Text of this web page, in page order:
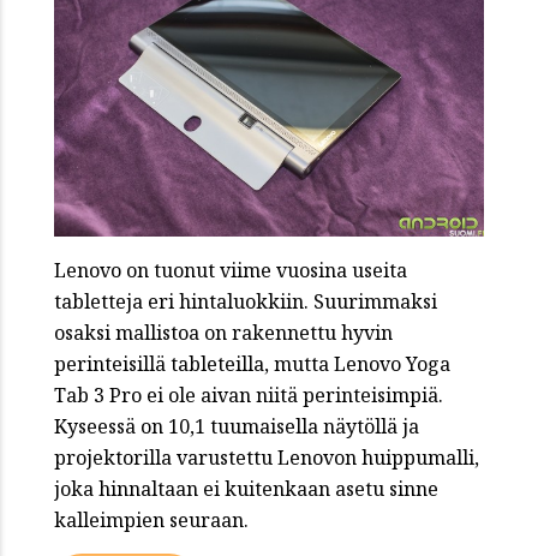
Lenovo on tuonut viime vuosina useita
tabletteja eri hintaluokkiin. Suurimmaksi
osaksi mallistoa on rakennettu hyvin
perinteisillä tableteilla, mutta Lenovo Yoga
Tab 3 Pro ei ole aivan niitä perinteisimpiä.
Kyseessä on 10,1 tuumaisella näytöllä ja
projektorilla varustettu Lenovon huippumalli,
joka hinnaltaan ei kuitenkaan asetu sinne
kalleimpien seuraan.